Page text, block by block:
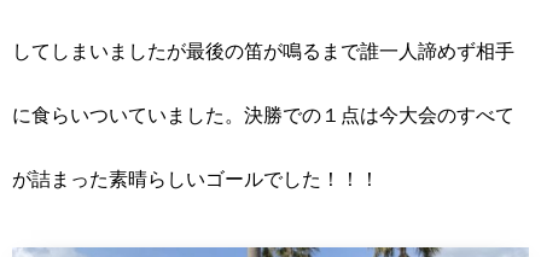
してしまいましたが最後の笛が鳴るまで誰一人諦めず相手
に食らいついていました。決勝での１点は今大会のすべて
が詰まった素晴らしいゴールでした！！！